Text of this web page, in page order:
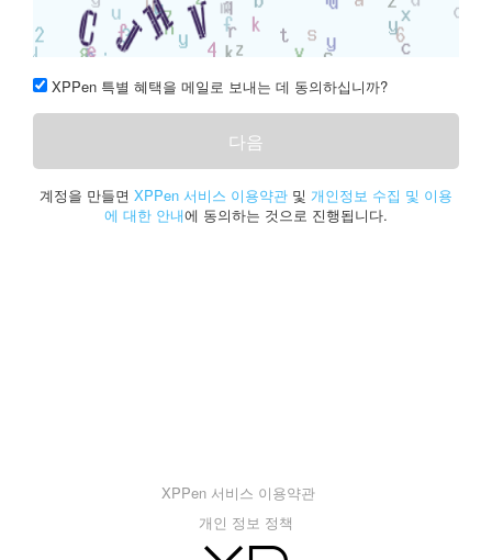
XPPen 특별 혜택을 메일로 보내는 데 동의하십니까?
다음
계정을 만들면 XPPen 서비스 이용약관 및 개인정보 수집 및 이용
에 대한 안내에 동의하는 것으로 진행됩니다.
XPPen 서비스 이용약관
개인 정보 정책